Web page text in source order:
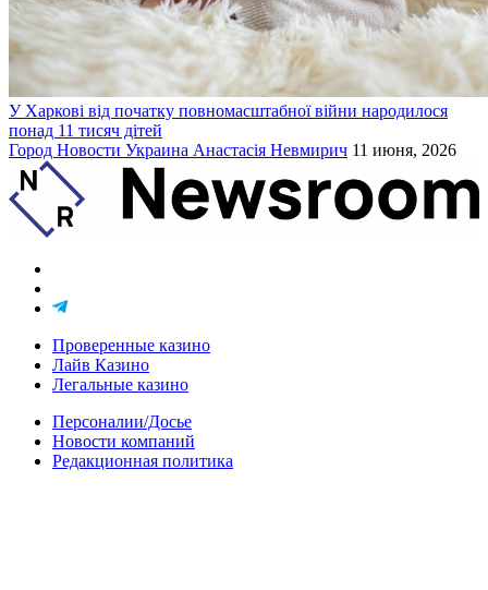
У Харкові від початку повномасштабної війни народилося
понад 11 тисяч дітей
Город Новости Украина Анастасія Невмирич 11 июня, 2026
Проверенные казино
Лайв Казино
Легальные казино
Персоналии/Досье
Новости компаний
Редакционная политика